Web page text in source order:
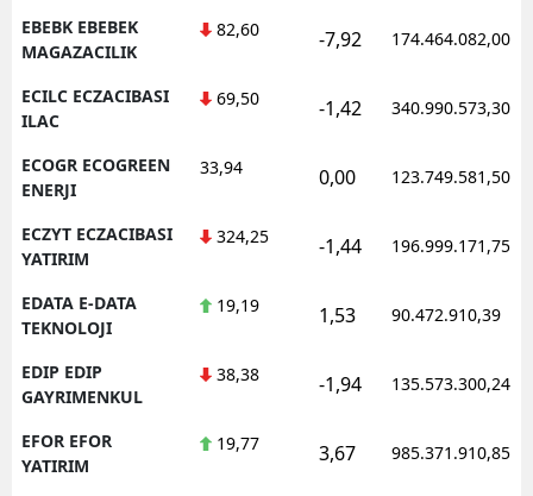
EBEBK EBEBEK
MAGAZACILIK
82,60 -7,92 174.464.082,00
ECILC ECZACIBASI
ILAC
69,50 -1,42 340.990.573,30
ECOGR ECOGREEN
ENERJI
33,94 0,00 123.749.581,50
ECZYT ECZACIBASI
YATIRIM
324,25 -1,44 196.999.171,75
EDATA E-DATA
TEKNOLOJI
19,19 1,53 90.472.910,39
EDIP EDIP
GAYRIMENKUL
38,38 -1,94 135.573.300,24
EFOR EFOR
YATIRIM
19,77 3,67 985.371.910,85